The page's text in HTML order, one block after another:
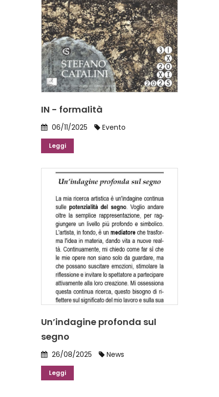
IN - formalità
06/11/2025 Evento
Leggi
Un’indagine profonda sul
segno
26/08/2025 News
Leggi